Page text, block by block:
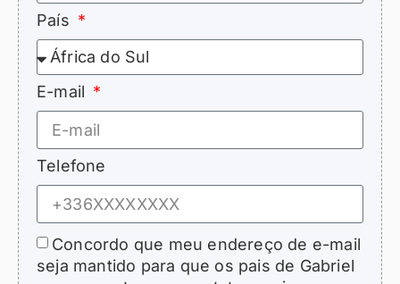
País
E-mail
Telefone
Concordo que meu endereço de e-mail
seja mantido para que os pais de Gabriel